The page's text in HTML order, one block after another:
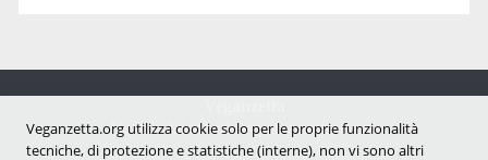
Notizie dal mondo vegan e antispecista
Veganzetta.org utilizza cookie solo per le proprie funzionalità
tecniche, di protezione e statistiche (interne), non vi sono altri